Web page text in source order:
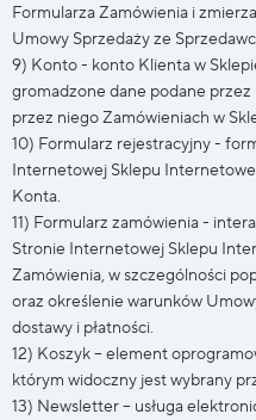
Formularza Zamówienia i
Umowy Sprzedaży ze
9) Konto - konto Klienta w
gromadzone dane podane
przez niego Zamówieniach w
10) Formularz rejestracyjny -
Internetowej Sklepu
Konta.
11) Formularz zamówienia -
Stronie Internetowej Sklepu
Zamówienia, w szczególności
oraz określenie warunków
dostawy i płatności.
12) Koszyk – element
którym widoczny jest wybrany
13) Newsletter – usługa